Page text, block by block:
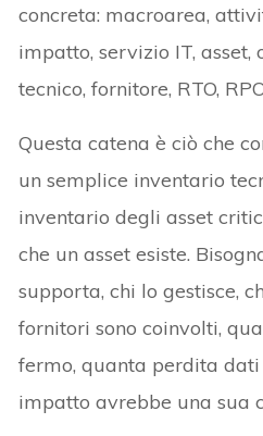
concreta: macroarea,
impatto, servizio IT, asset,
tecnico, fornitore, RTO,
Questa catena è ciò che
un semplice inventario
inventario degli asset
che un asset esiste.
supporta, chi lo gestisce,
fornitori sono coinvolti,
fermo, quanta perdita
impatto avrebbe una sua